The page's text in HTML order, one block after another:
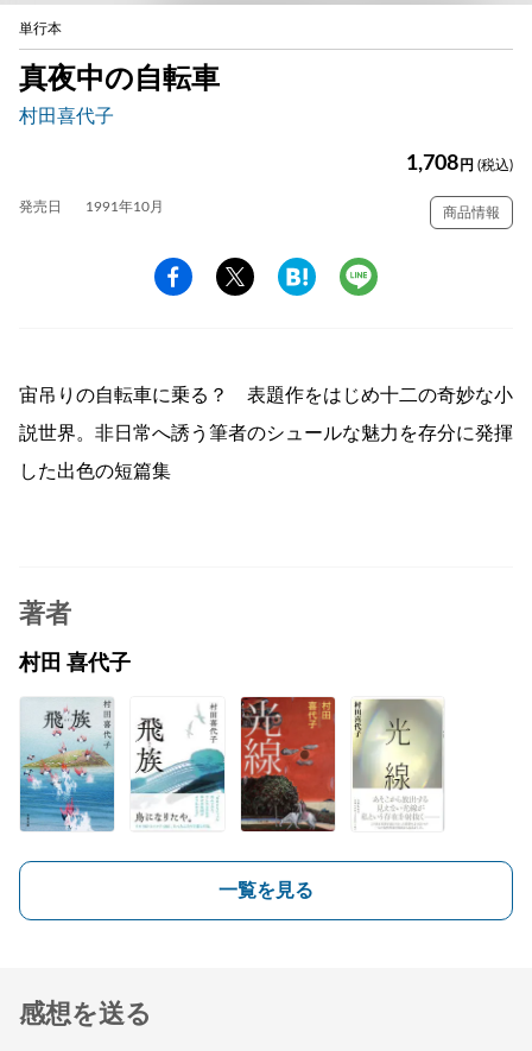
単行本
真夜中の自転車
村田喜代子
1,708 円 (税込)
発売日 1991年10月 商品情報
宙吊りの自転車に乗る？ 表題作をはじめ十二の奇妙な小
説世界。非日常へ誘う筆者のシュールな魅力を存分に発揮
した出色の短篇集
著者
村田 喜代子
一覧を見る
感想を送る